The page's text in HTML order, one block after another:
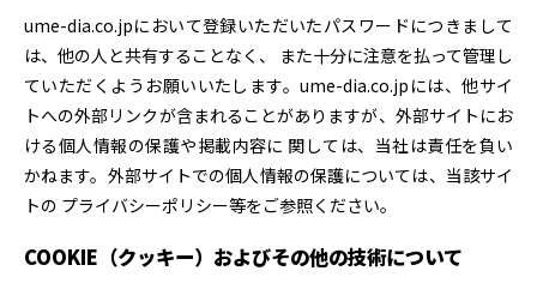
ume-dia.co.jpにおいて登録いただいたパスワードにつきまして
は、他の人と共有することなく、 また十分に注意を払って管理し
ていただくようお願いいたします。ume-dia.co.jpには、他サイ
トへの外部リンクが含まれることがありますが、外部サイトにお
ける個人情報の保護や掲載内容に 関しては、当社は責任を負い
かねます。外部サイトでの個人情報の保護については、当該サイ
トの プライバシーポリシー等をご参照ください。
COOKIE（クッキー）およびその他の技術について